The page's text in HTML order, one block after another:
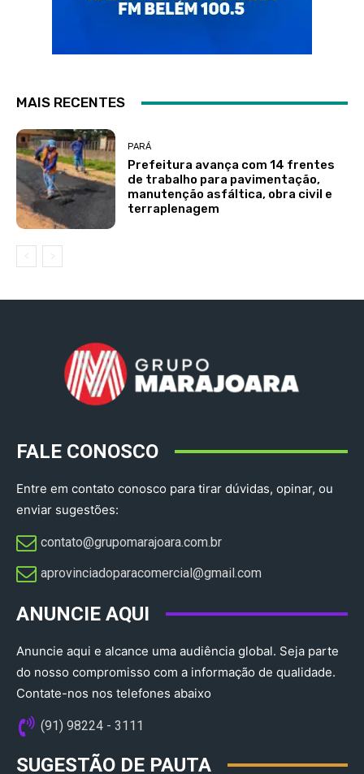
MAIS RECENTES
PARÁ
Prefeitura avança com 14 frentes
de trabalho para pavimentação,
manutenção asfáltica, obra civil e
terraplenagem
FALE CONOSCO
Entre em contato conosco para tirar dúvidas, opinar, ou
enviar sugestões:
contato@grupomarajoara.com.br
aprovinciadoparacomercial@gmail.com​
ANUNCIE AQUI
Anuncie aqui e alcance uma audiência global. Seja parte
do nosso compromisso com a informação de qualidade.
Contate-nos nos telefones abaixo
(91) 98224 - 3111
SUGESTÃO DE PAUTA